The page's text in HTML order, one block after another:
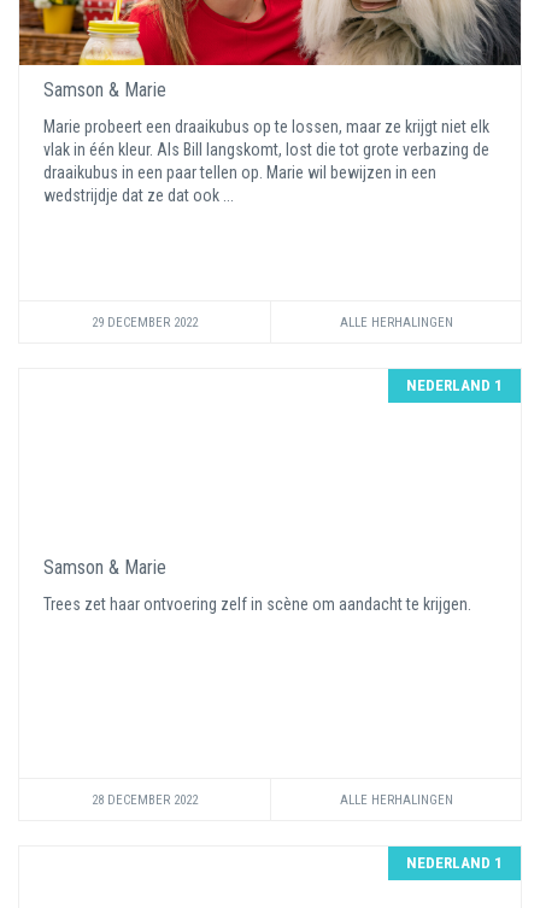
Samson & Marie
Marie probeert een draaikubus op te lossen, maar ze krijgt niet elk
vlak in één kleur. Als Bill langskomt, lost die tot grote verbazing de
draaikubus in een paar tellen op. Marie wil bewijzen in een
wedstrijdje dat ze dat ook ...
29 DECEMBER 2022 ALLE HERHALINGEN
NEDERLAND 1
Samson & Marie
Trees zet haar ontvoering zelf in scène om aandacht te krijgen.
28 DECEMBER 2022 ALLE HERHALINGEN
NEDERLAND 1